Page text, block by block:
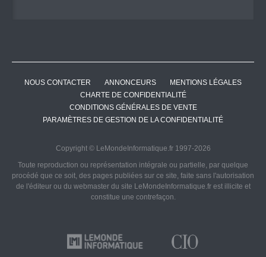
NOUS CONTACTER ANNONCEURS
MENTIONS LÉGALES
CHARTE DE CONFIDENTIALITÉ
CONDITIONS GÉNÉRALES DE VENTE
PARAMÈTRES DE GESTION DE LA CONFIDENTIALITÉ
Copyright © LeMondeInformatique.fr 1997-2026
Toute reproduction ou représentation intégrale ou partielle, par quelque
procédé que ce soit, des pages publiées sur ce site, faite sans l'autorisation
de l'éditeur ou du webmaster du site LeMondeInformatique.fr est illicite et
constitue une contrefaçon.